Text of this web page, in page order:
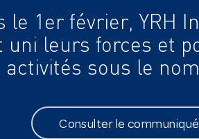
Historique
Mission et vision
Valeurs
L’équipe de direction
le 1er février, YRH
uni leurs forces et
activités sous le
Consulter le